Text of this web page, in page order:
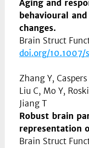
Aging and
behavioural
changes.
Brain Struct
doi.org/
Zhang Y,
Liu C, Mo Y,
Jiang T
Robust brain
representation
Brain Struct